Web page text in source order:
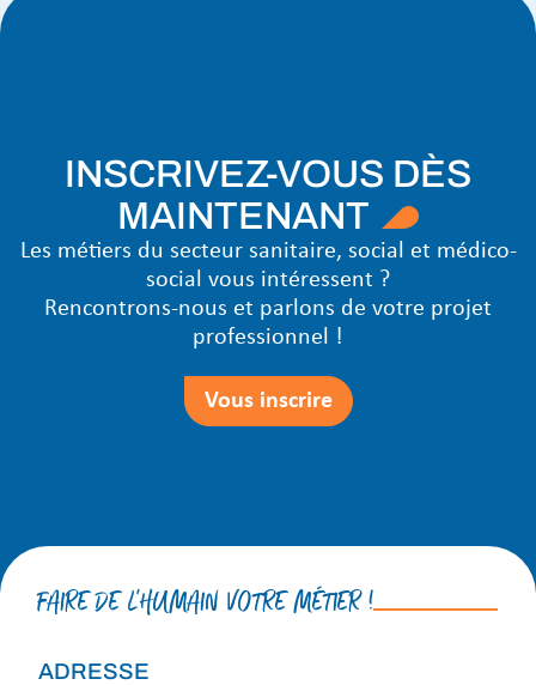
INSCRIVEZ-VOUS DÈS
MAINTENANT
Les métiers du secteur sanitaire, social et médico-
social vous intéressent ?
Rencontrons-nous et parlons de votre projet
professionnel !
Vous inscrire
FAIRE DE L'HUMAIN VOTRE MÉTIER !
ADRESSE